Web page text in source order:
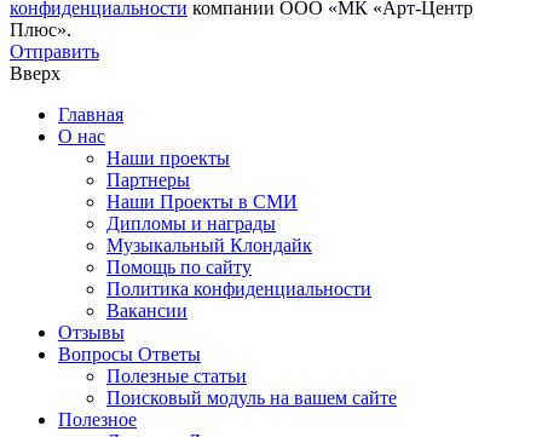
конфиденциальности компании ООО «МК «Арт-Центр
Плюс».
Отправить
Вверх
Главная
О нас
Наши проекты
Партнеры
Наши Проекты в СМИ
Дипломы и награды
Музыкальный Клондайк
Помощь по сайту
Политика конфиденциальности
Вакансии
Отзывы
Вопросы Ответы
Полезные статьи
Поисковый модуль на вашем сайте
Полезное